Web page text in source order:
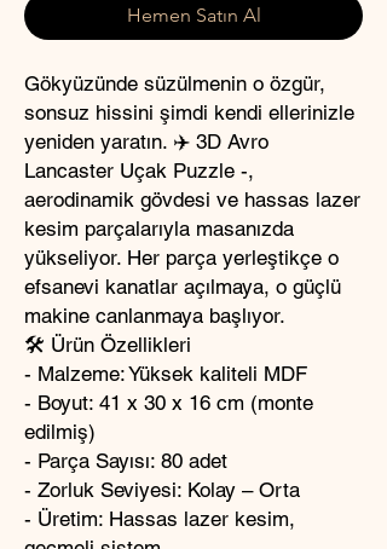
Hemen Satın Al
Gökyüzünde süzülmenin o özgür,
sonsuz hissini şimdi kendi ellerinizle
yeniden yaratın. ✈️ 3D Avro
Lancaster Uçak Puzzle -,
aerodinamik gövdesi ve hassas lazer
kesim parçalarıyla masanızda
yükseliyor. Her parça yerleştikçe o
efsanevi kanatlar açılmaya, o güçlü
makine canlanmaya başlıyor.
🛠️ Ürün Özellikleri
- Malzeme: Yüksek kaliteli MDF
- Boyut: 41 x 30 x 16 cm (monte
edilmiş)
- Parça Sayısı: 80 adet
- Zorluk Seviyesi: Kolay – Orta
- Üretim: Hassas lazer kesim,